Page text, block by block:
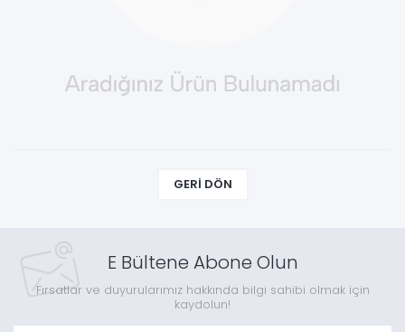
GERI DÖN
E Bültene Abone Olun
Fırsatlar ve duyurularımız hakkında bilgi sahibi olmak için
kaydolun!